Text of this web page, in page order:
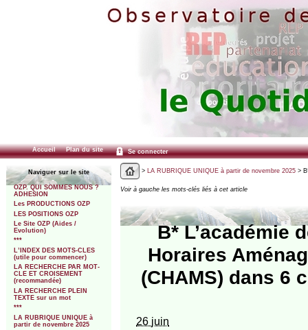
Accueil Plan du site Se connecter
Naviguer sur le site
OZP. QUI SOMMES NOUS ?
ADHESION
Les PRODUCTIONS OZP
LES POSITIONS OZP
Le Site OZP (Aides /
Evolution)
***
L’INDEX DES MOTS-CLES
(utile pour commencer)
LA RECHERCHE PAR MOT-
CLE ET CROISEMENT
(recommandée)
LA RECHERCHE PLEIN
TEXTE sur un mot
***
LA RUBRIQUE UNIQUE à
partir de novembre 2025
> LA RUBRIQUE UNIQUE à partir de novembre 2025>
Voir à gauche les mots-clés liés à cet article
B* L’académie
Horaires
(CHAMS) dans 6
26 juin